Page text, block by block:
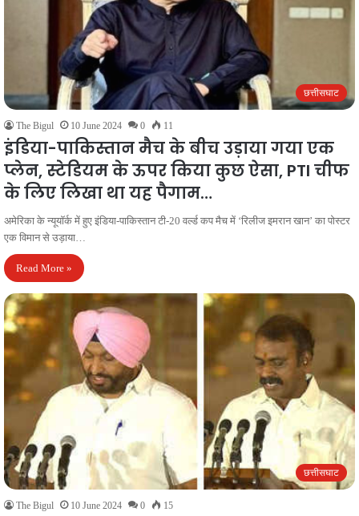
छत्तीसघाट
The Bigul 10 June 2024 0 11
इंडिया-पाकिस्तान मैच के बीच उड़ाया गया एक
प्लेन, स्‍टेडियम के ऊपर किया कुछ ऐसा, PTI चीफ
के लिए लिखा था यह पैगाम…
अमेरिका के न्यूयॉर्क में हुए इंडिया-पाकिस्तान टी-20 वर्ल्ड कप मैच में ‘रिलीज इमरान खान’ का पोस्टर
एक विमान से उड़ाया…
Read More »
छत्तीसघाट
The Bigul 10 June 2024 0 15